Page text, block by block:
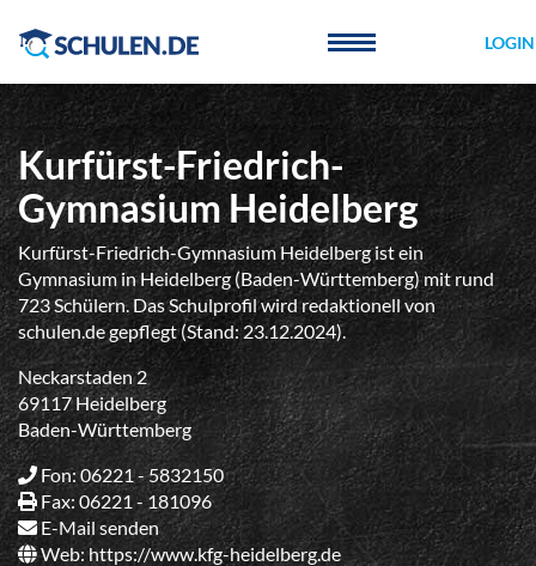
LOGIN
Kurfürst-Friedrich-
Gymnasium Heidelberg
Kurfürst-Friedrich-Gymnasium Heidelberg ist ein
Gymnasium in Heidelberg (Baden-Württemberg) mit rund
723 Schülern. Das Schulprofil wird redaktionell von
schulen.de gepflegt (Stand: 23.12.2024).
Neckarstaden 2
69117 Heidelberg
Baden-Württemberg
Fon: 06221 - 5832150
Fax: 06221 - 181096
E-Mail senden
Web:https://www.kfg-heidelberg.de